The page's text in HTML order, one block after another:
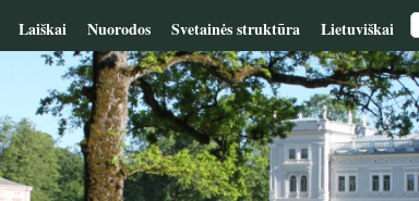
Laiškai Nuorodos Svetainės struktūra Lietuviškai